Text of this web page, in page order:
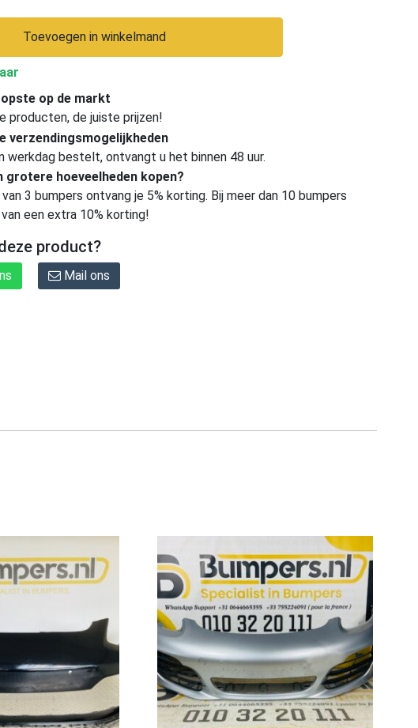
Toevoegen in winkelmand
op de markt
producten, de juiste prijzen!
verzendingsmogelijkheden
werkdag bestelt, ontvangt u het binnen 48 uur.
grotere hoeveelheden kopen?
van 3 bumpers ontvang je 5% korting. Bij meer dan 10 bumpers
een extra 10% korting!
product?
Mail ons